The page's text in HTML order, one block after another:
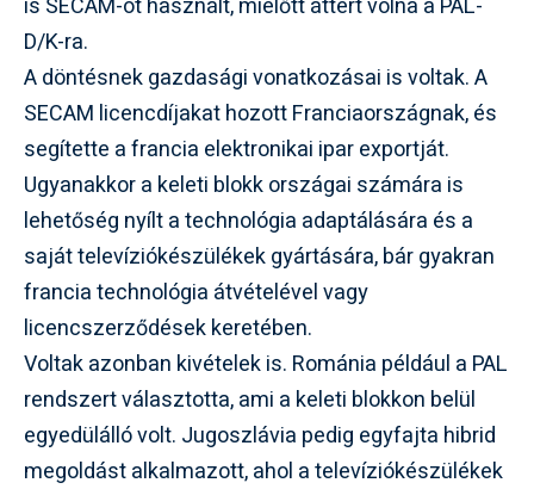
D/K-ra.
A döntésnek gazdasági vonatkozásai is voltak. A
SECAM licencdíjakat hozott Franciaországnak, és
segítette a francia elektronikai ipar exportját.
Ugyanakkor a keleti blokk országai számára is
lehetőség nyílt a technológia adaptálására és a
saját televíziókészülékek gyártására, bár gyakran
francia technológia átvételével vagy
licencszerződések keretében.
Voltak azonban kivételek is. Románia például a PAL
rendszert választotta, ami a keleti blokkon belül
egyedülálló volt. Jugoszlávia pedig egyfajta hibrid
megoldást alkalmazott, ahol a televíziókészülékek